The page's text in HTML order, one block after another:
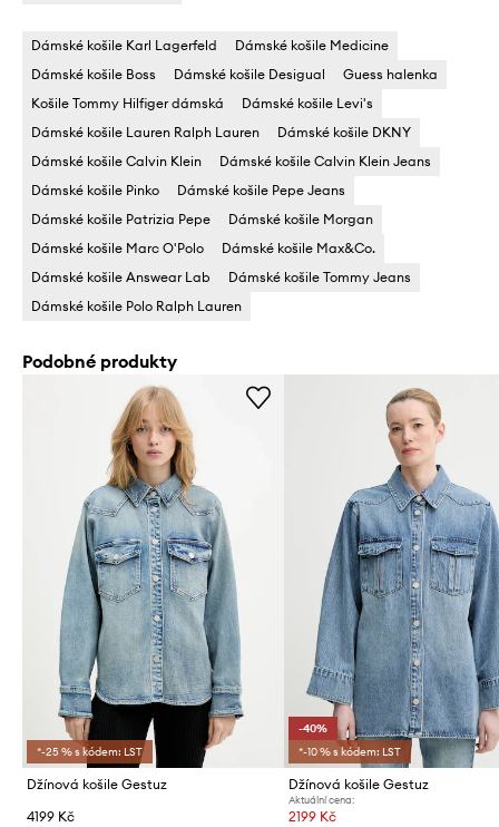
Dámské košile Karl Lagerfeld
Dámské košile Medicine
Dámské košile Boss
Dámské košile Desigual
Guess halenka
Košile Tommy Hilfiger dámská
Dámské košile Levi's
Dámské košile Lauren Ralph Lauren
Dámské košile DKNY
Dámské košile Calvin Klein
Dámské košile Calvin Klein Jeans
Dámské košile Pinko
Dámské košile Pepe Jeans
Dámské košile Patrizia Pepe
Dámské košile Morgan
Dámské košile Marc O'Polo
Dámské košile Max&Co.
Dámské košile Answear Lab
Dámské košile Tommy Jeans
Dámské košile Polo Ralph Lauren
Podobné produkty
*-25 % s kódem: LST
Džínová košile Gestuz
4199 Kč
-40%
*-10 % s kódem: LST
Džínová košile Gestuz
Aktuální cena:
2199 Kč